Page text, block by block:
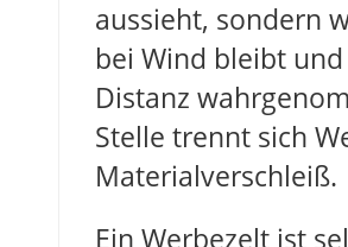
aussieht, sondern
bei Wind bleibt
Distanz
Stelle trennt sich
Materialverschleiß.
Ein Werbezelt ist